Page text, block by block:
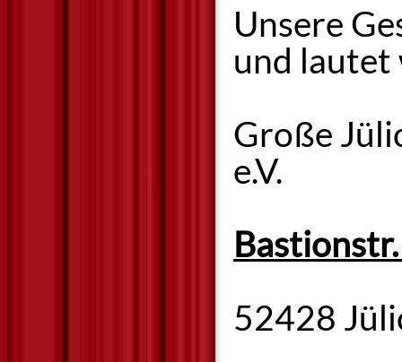
Unsere
und lautet
Große
e.V.
52428